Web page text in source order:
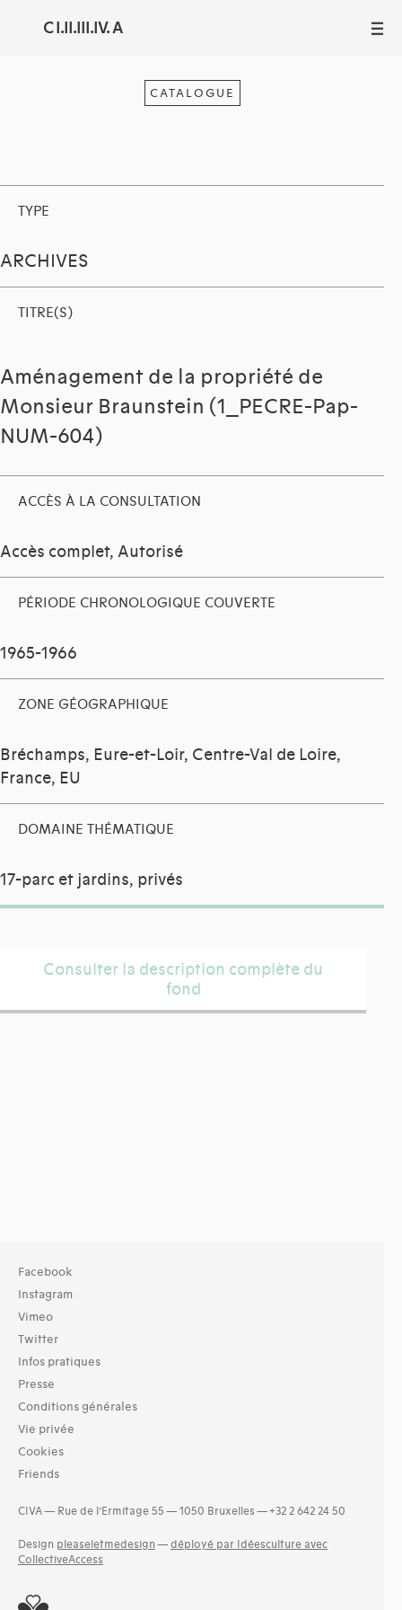
C I.II.III.IV. A III
CATALOGUE
TYPE
ARCHIVES
TITRE(S)
Aménagement de la propriété de
Monsieur Braunstein (1_PECRE-Pap-
NUM-604)
ACCÈS À LA CONSULTATION
Accès complet, Autorisé
PÉRIODE CHRONOLOGIQUE COUVERTE
1965-1966
ZONE GÉOGRAPHIQUE
Bréchamps, Eure-et-Loir, Centre-Val de Loire,
France, EU
DOMAINE THÉMATIQUE
17-parc et jardins, privés
Consulter la description complète du
fond
Facebook
Instagram
Vimeo
Twitter
Infos pratiques
Presse
Conditions générales
Vie privée
Cookies
Friends
CIVA — Rue de l’Ermitage 55 — 1050 Bruxelles — +32 2 642 24 50
Design pleaseletmedesign — déployé par Idéesculture avec
CollectiveAccess